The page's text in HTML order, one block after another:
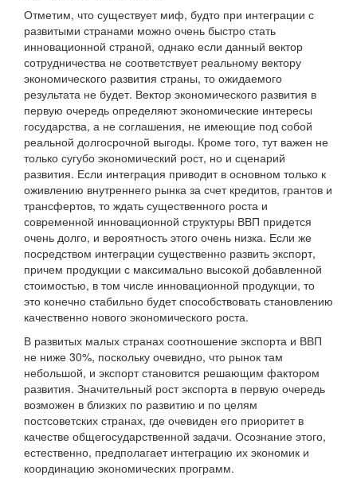
Отметим, что существует миф, будто при интеграции с
развитыми странами можно очень быстро стать
инновационной страной, однако если данный вектор
сотрудничества не соответствует реальному вектору
экономического развития страны, то ожидаемого
результата не будет. Вектор экономического развития в
первую очередь определяют экономические интересы
государства, а не соглашения, не имеющие под собой
реальной долгосрочной выгоды. Кроме того, тут важен не
только сугубо экономический рост, но и сценарий
развития. Если интеграция приводит в основном только к
оживлению внутреннего рынка за счет кредитов, грантов и
трансфертов, то ждать существенного роста и
современной инновационной структуры ВВП придется
очень долго, и вероятность этого очень низка. Если же
посредством интеграции существенно развить экспорт,
причем продукции с максимально высокой добавленной
стоимостью, в том числе инновационной продукции, то
это конечно стабильно будет способствовать становлению
качественно нового экономического роста.
В развитых малых странах соотношение экспорта и ВВП
не ниже 30%, поскольку очевидно, что рынок там
небольшой, и экспорт становится решающим фактором
развития. Значительный рост экспорта в первую очередь
возможен в близких по развитию и по целям
постсоветских странах, где очевиден его приоритет в
качестве общегосударственной задачи. Осознание этого,
естественно, предполагает интеграцию их экономик и
координацию экономических программ.